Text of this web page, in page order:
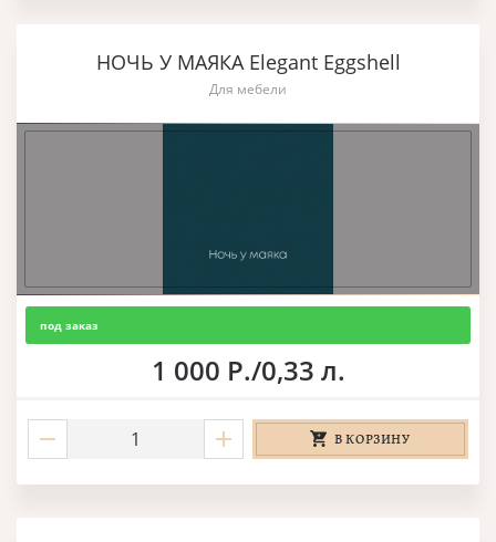
НОЧЬ У МАЯКА Elegant Eggshell
Для мебели
под заказ
1 000 Р./0,33 л.
В КОРЗИНУ